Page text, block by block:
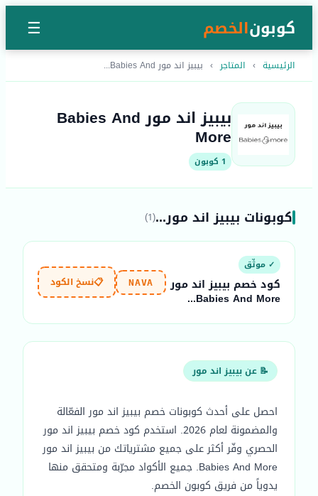
كوبونالخصم ☰
الرئيسية › المتاجر › بيبيز اند مور Babies And...
بيبيز اند مور Babies And
More
1 كوبون
كوبونات بيبيز اند مور...(1)
✓ موثّق
كود خصم بيبيز اند مور
Babies And More...
NAVA
📋نسخ الكود
📝 عن بيبيز اند مور
احصل على أحدث كوبونات خصم بيبيز اند مور الفعّالة
والمضمونة لعام 2026. استخدم كود خصم بيبيز اند مور
الحصري وفّر أكثر على جميع مشترياتك من بيبيز اند مور
Babies And More. جميع الأكواد مجرّبة ومتحقق منها
يدوياً من فريق كوبون الخصم.